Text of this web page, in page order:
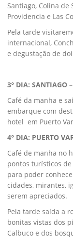
Santiago, Colina
Providencia e Las
Pela tarde
internacional,
e degustação de
3° DIA: SANTIAGO
Café da manha e
embarque com
hotel em Puerto
4° DIA: PUERTO
Café de manha no
pontos turísticos
para poder
cidades, mirantes,
serem apreciados.
Pela tarde saída a
bonitas vistas dos
Calbuco e dos